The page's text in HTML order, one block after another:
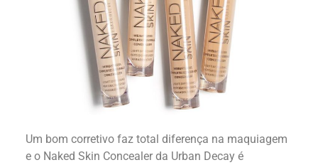
Um bom corretivo faz total diferença na maquiagem
e o Naked Skin Concealer da Urban Decay é